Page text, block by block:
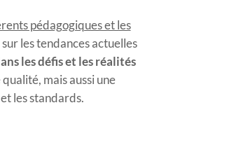
pédagogiques et les
les tendances actuelles
les défis et les réalités
mais aussi une
les standards.